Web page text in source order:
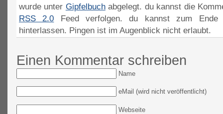
wurde unter Gipfelbuchabgelegt. du kannst die
RSS 2.0 Feed verfolgen. du kannst zum Ende
hinterlassen. Pingen ist im Augenblick nicht erlaubt.
Einen Kommentar schreiben
Name
eMail (wird nicht veröffentlicht)
Webseite